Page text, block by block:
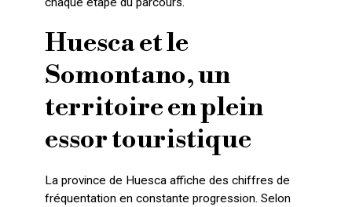
Huesca et le
Somontano, un
territoire en plein
essor touristique
La province de Huesca affiche des chiffres de
fréquentation en constante progression. Selon